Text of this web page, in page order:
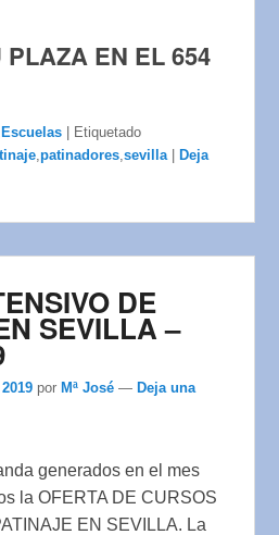
PLAZA EN EL 654
Escuelas
Etiquetado
,patinadores,sevilla
Deja
DE
SEVILLA –
por Mª José — Deja una
generados en el mes
la OFERTA DE CURSOS
EN SEVILLA. La